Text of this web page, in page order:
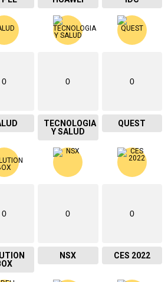
0 0
TECNOLOGIA
Y SALUD
0
QUEST
0 0
NSX
0
CES 2022